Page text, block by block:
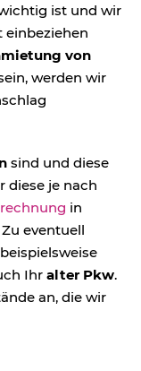
ist und wir
einbeziehen
von
werden wir
sind und diese
diese je nach
in
eventuell
Ihr alter Pkw.
an, die wir